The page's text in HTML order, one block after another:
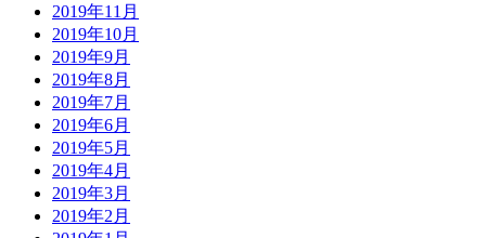
2019年11月
2019年10月
2019年9月
2019年8月
2019年7月
2019年6月
2019年5月
2019年4月
2019年3月
2019年2月